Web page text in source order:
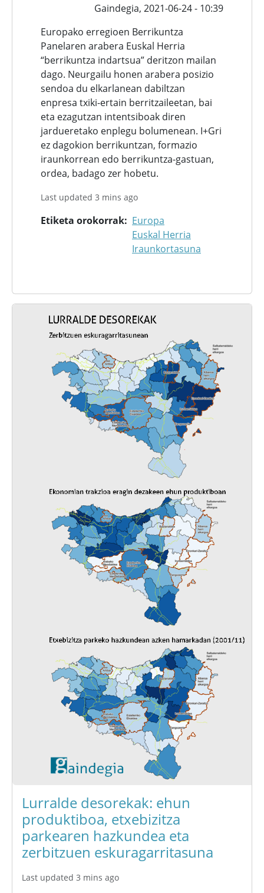
Gaindegia, 2021-06-24 - 10:39
Europako erregioen Berrikuntza
Panelaren arabera Euskal Herria
“berrikuntza indartsua” deritzon mailan
dago. Neurgailu honen arabera posizio
sendoa du elkarlanean dabiltzan
enpresa txiki-ertain berritzaileetan, bai
eta ezagutzan intentsiboak diren
jardueretako enplegu bolumenean. I+Gri
ez dagokion berrikuntzan, formazio
iraunkorrean edo berrikuntza-gastuan,
ordea, badago zer hobetu.
Last updated 3 mins ago
Etiketa orokorrak
Europa
Euskal Herria
Iraunkortasuna
Lurralde desorekak: ehun
produktiboa, etxebizitza
parkearen hazkundea eta
zerbitzuen eskuragarritasuna
Last updated 3 mins ago